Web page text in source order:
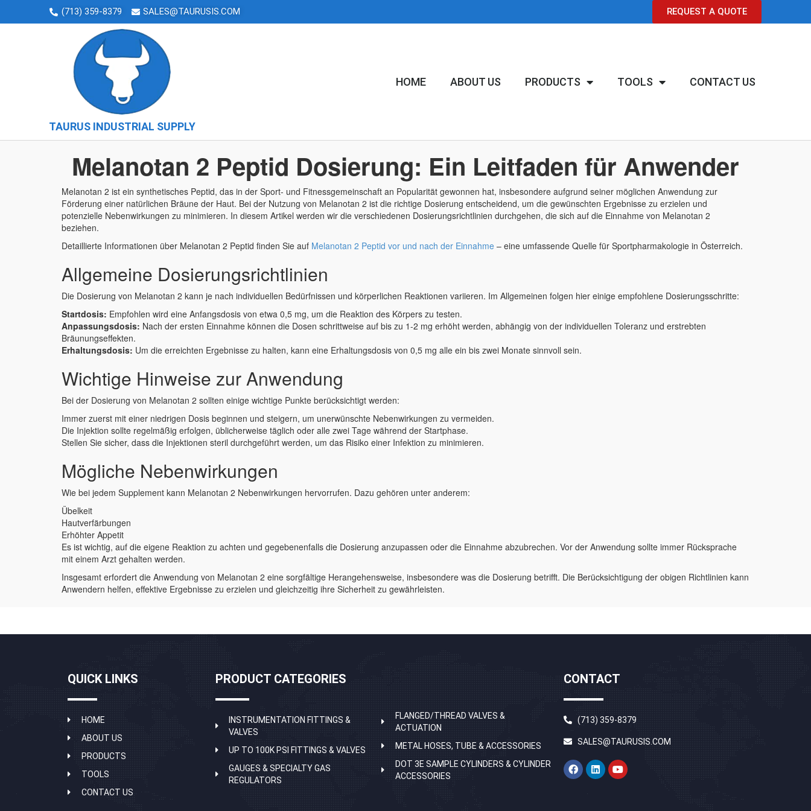
(713) 359-8379 SALES@TAURUSIS.COM REQUEST A QUOTE
TAURUS INDUSTRIAL SUPPLY
HOME ABOUT US PRODUCTS TOOLS CONTACT US
Melanotan 2 Peptid Dosierung: Ein Leitfaden für Anwender
Melanotan 2 ist ein synthetisches Peptid, das in der Sport- und Fitnessgemeinschaft an Popularität gewonnen hat, insbesondere aufgrund seiner möglichen Anwendung zur
Förderung einer natürlichen Bräune der Haut. Bei der Nutzung von Melanotan 2 ist die richtige Dosierung entscheidend, um die gewünschten Ergebnisse zu erzielen und
potenzielle Nebenwirkungen zu minimieren. In diesem Artikel werden wir die verschiedenen Dosierungsrichtlinien durchgehen, die sich auf die Einnahme von Melanotan 2
beziehen.
Detaillierte Informationen über Melanotan 2 Peptid finden Sie auf Melanotan 2 Peptid vor und nach der Einnahme – eine umfassende Quelle für Sportpharmakologie in Österreich.
Allgemeine Dosierungsrichtlinien
Die Dosierung von Melanotan 2 kann je nach individuellen Bedürfnissen und körperlichen Reaktionen variieren. Im Allgemeinen folgen hier einige empfohlene Dosierungsschritte:
Startdosis: Empfohlen wird eine Anfangsdosis von etwa 0,5 mg, um die Reaktion des Körpers zu testen.
Anpassungsdosis: Nach der ersten Einnahme können die Dosen schrittweise auf bis zu 1-2 mg erhöht werden, abhängig von der individuellen Toleranz und erstrebten
Bräunungseffekten.
Erhaltungsdosis: Um die erreichten Ergebnisse zu halten, kann eine Erhaltungsdosis von 0,5 mg alle ein bis zwei Monate sinnvoll sein.
Wichtige Hinweise zur Anwendung
Bei der Dosierung von Melanotan 2 sollten einige wichtige Punkte berücksichtigt werden:
Immer zuerst mit einer niedrigen Dosis beginnen und steigern, um unerwünschte Nebenwirkungen zu vermeiden.
Die Injektion sollte regelmäßig erfolgen, üblicherweise täglich oder alle zwei Tage während der Startphase.
Stellen Sie sicher, dass die Injektionen steril durchgeführt werden, um das Risiko einer Infektion zu minimieren.
Mögliche Nebenwirkungen
Wie bei jedem Supplement kann Melanotan 2 Nebenwirkungen hervorrufen. Dazu gehören unter anderem:
Übelkeit
Hautverfärbungen
Erhöhter Appetit
Es ist wichtig, auf die eigene Reaktion zu achten und gegebenenfalls die Dosierung anzupassen oder die Einnahme abzubrechen. Vor der Anwendung sollte immer Rücksprache
mit einem Arzt gehalten werden.
Insgesamt erfordert die Anwendung von Melanotan 2 eine sorgfältige Herangehensweise, insbesondere was die Dosierung betrifft. Die Berücksichtigung der obigen Richtlinien kann
Anwendern helfen, effektive Ergebnisse zu erzielen und gleichzeitig ihre Sicherheit zu gewährleisten.
QUICK LINKS
HOME
ABOUT US
PRODUCTS
TOOLS
CONTACT US
PRODUCT CATEGORIES
INSTRUMENTATION FITTINGS &
VALVES
UP TO 100K PSI FITTINGS & VALVES
GAUGES & SPECIALTY GAS
REGULATORS
FLANGED/THREAD VALVES &
ACTUATION
METAL HOSES, TUBE & ACCESSORIES
DOT 3E SAMPLE CYLINDERS & CYLINDER
ACCESSORIES
CONTACT
(713) 359-8379
SALES@TAURUSIS.COM